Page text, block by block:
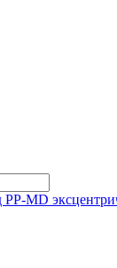
PP-MD